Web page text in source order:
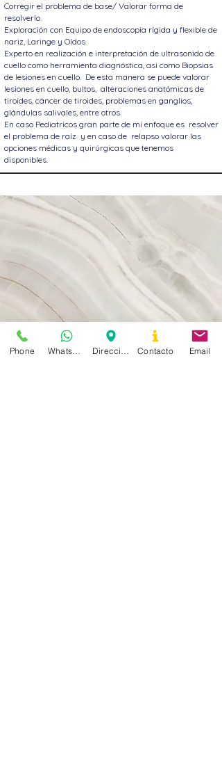
Corregir el problema de base/ Valorar forma de
resolverlo.
Exploración con Equipo de endoscopia rígida y flexible de
nariz, Laringe y Oídos.
Experto en realización e interpretación de ultrasonido de
cuello como herramienta diagnóstica, asi como Biopsias
de lesiones en cuello. De esta manera se puede valorar
lesiones en cuello, bultos, alteraciones anatómicas de
tiroides, cáncer de tiroides, problemas en ganglios,
glándulas salivales, entre otros.
En caso Pediatricos gran parte de mi enfoque es resolver
el problema de raíz y en caso de relapso valorar las
opciones médicas y quirúrgicas que tenemos
disponibles.
Phone Contacto Email